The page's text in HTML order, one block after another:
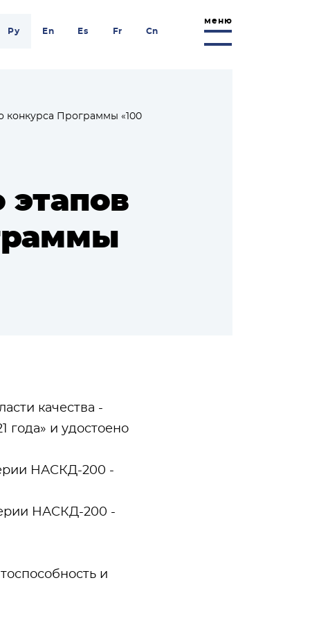
Ру En Es Fr Cn
меню
конкурса Программы «100
этапов
качества -
года» и удостоено
НАСКД-200 -
НАСКД-200 -
и